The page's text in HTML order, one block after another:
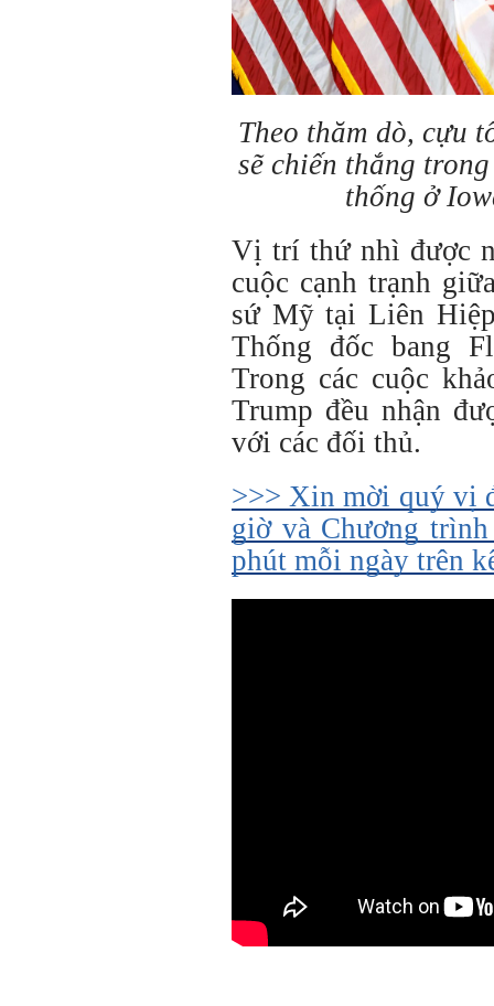
Theo thăm dò, cựu
sẽ chiến thắng
thống ở
Vị trí thứ nhì được
cuộc cạnh trạnh
sứ Mỹ tại Liên
Thống đốc bang
Trong các cuộc
Trump đều nhận
với các đối thủ.
>>> Xin mời quý vị
giờ và Chương
phút mỗi ngày trên